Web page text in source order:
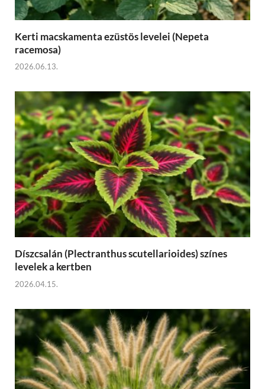
Kerti macskamenta ezüstös levelei (Nepeta
racemosa)
2026.06.13.
Díszcsalán (Plectranthus scutellarioides) színes
levelek a kertben
2026.04.15.